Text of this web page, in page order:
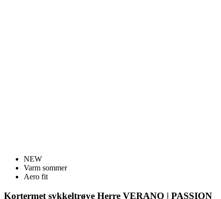
NEW
Varm sommer
Aero fit
Kortermet sykkeltrøye Herre VERANO | PASSION